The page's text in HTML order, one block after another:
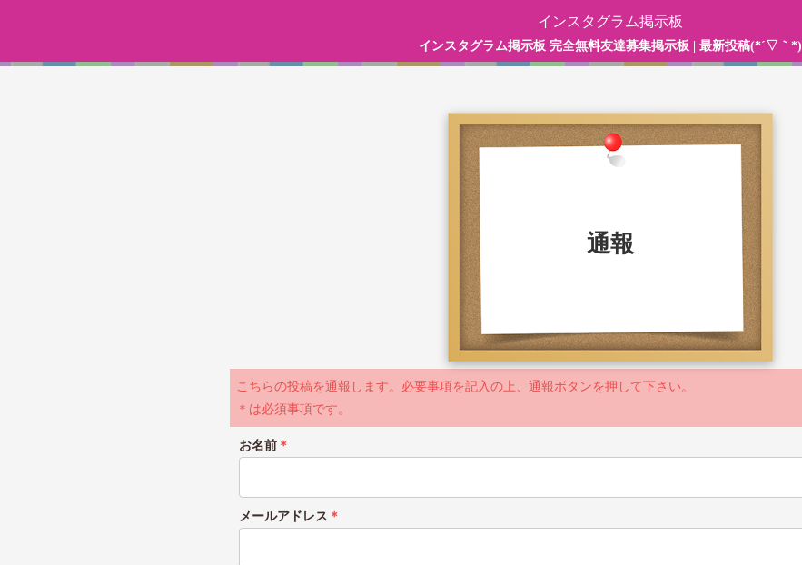
インスタグラム掲示板
インスタグラム掲示板 完全無料友達募集掲示板 | 最新投稿(*´▽｀*)
通報
こちらの投稿を通報します。必要事項を記入の上、通報ボタンを押して下さい。
＊は必須事項です。
お名前 ＊
メールアドレス ＊